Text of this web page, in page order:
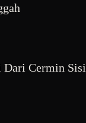
Dari Cermin Sisi